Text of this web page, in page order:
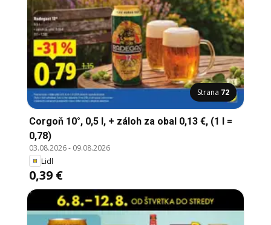
Strana 72
Corgoň 10°, 0,5 l, + záloh za obal 0,13 €, (1 l =
0,78)
03.08.2026- 09.08.2026
Lidl
0,39 €